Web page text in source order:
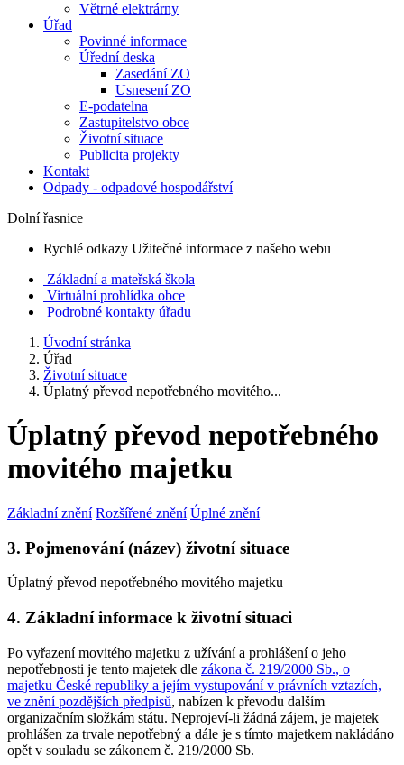
Větrné elektrárny
Úřad
Povinné informace
Úřední deska
Zasedání ZO
Usnesení ZO
E-podatelna
Zastupitelstvo obce
Životní situace
Publicita projekty
Kontakt
Odpady - odpadové hospodářství
Dolní řasnice
Rychlé odkazy Užitečné informace z našeho webu
Základní a mateřská škola
Virtuální prohlídka obce
Podrobné kontakty úřadu
Úvodní stránka
Úřad
Životní situace
Úplatný převod nepotřebného movitého...
Úplatný převod nepotřebného
movitého majetku
Základní znění Rozšířené znění Úplné znění
3. Pojmenování (název) životní situace
Úplatný převod nepotřebného movitého majetku
4. Základní informace k životní situaci
Po vyřazení movitého majetku z užívání a prohlášení o jeho
nepotřebnosti je tento majetek dle zákona č. 219/2000 Sb., o
majetku České republiky a jejím vystupování v právních vztazích,
ve znění pozdějších předpisů, nabízen k převodu dalším
organizačním složkám státu. Neprojeví-li žádná zájem, je majetek
prohlášen za trvale nepotřebný a dále je s tímto majetkem nakládáno
opět v souladu se zákonem č. 219/2000 Sb.